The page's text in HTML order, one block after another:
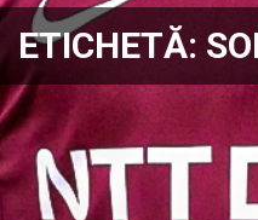
ETICHETĂ: